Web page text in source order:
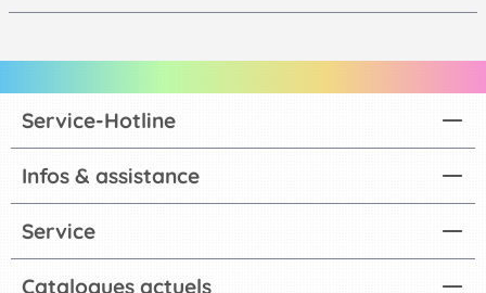
Catalogues actuels
Service-Hotline
Infos & assistance
Service